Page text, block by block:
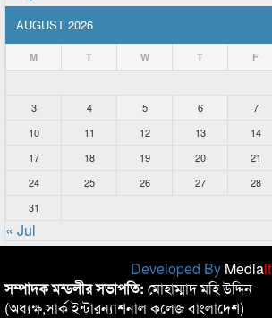
AUGUST 2026
M T W T F
3
4 5 6 7
10
11 12 13 14
17
18 19 20 21
24
25 26 27 28
31
« Jul
Developed By Mediait
সম্পাদক মন্ডলীর সভাপতি: মোহাম্মাদ মহি উদ্দিন
(অধ্যক্ষ,সার্ক ইন্টারন্যাশনাল কলেজ বাংলাদেশ)